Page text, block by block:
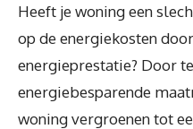
Heeft je woning een
op de energiekosten
energieprestatie? Door
energiebesparende
woning vergroenen tot